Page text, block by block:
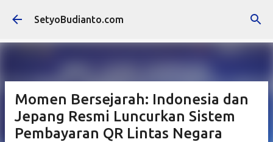
Langsung ke konten utama
SetyoBudianto.com
Momen Bersejarah: Indonesia dan
Jepang Resmi Luncurkan Sistem
Pembayaran QR Lintas Negara